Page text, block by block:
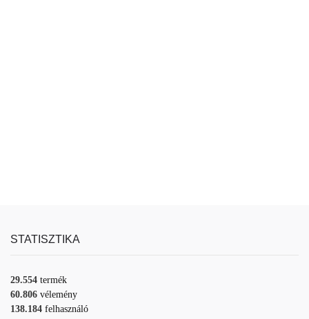
STATISZTIKA
29.554 termék
60.806 vélemény
138.184 felhasználó